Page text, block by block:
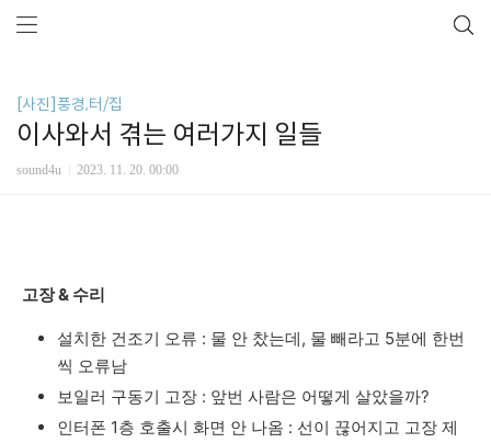
[사진]풍경,터/집
이사와서 겪는 여러가지 일들
sound4u 2023. 11. 20. 00:00
고장 & 수리
설치한 건조기 오류 : 물 안 찼는데, 물 빼라고 5분에 한번
씩 오류남
보일러 구동기 고장 : 앞번 사람은 어떻게 살았을까?
인터폰 1층 호출시 화면 안 나옴 : 선이 끊어지고 고장 제